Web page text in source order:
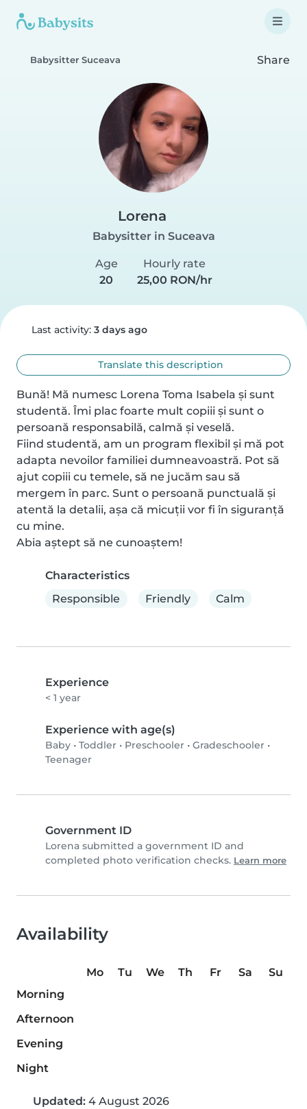
Babysitter Suceava Share
Lorena
Babysitter in Suceava
Age
20
Hourly rate
25,00 RON/hr
Last activity: 3 days ago
Translate this description
Bună! Mă numesc Lorena Toma Isabela și sunt
studentă. Îmi plac foarte mult copiii și sunt o
persoană responsabilă, calmă și veselă.
Fiind studentă, am un program flexibil și mă pot
adapta nevoilor familiei dumneavoastră. Pot să
ajut copiii cu temele, să ne jucăm sau să
mergem în parc. Sunt o persoană punctuală și
atentă la detalii, așa că micuții vor fi în siguranță
cu mine.
Abia aștept să ne cunoaștem!
Characteristics
Responsible
Friendly Calm
Experience
< 1 year
Experience with age(s)
Baby • Toddler • Preschooler • Gradeschooler •
Teenager
Government ID
Lorena submitted a government ID and
completed photo verification checks. Learn more
Availability
Mo Tu We Th Fr Sa
Su
Morning
Afternoon
Evening
Night
Updated: 4 August 2026